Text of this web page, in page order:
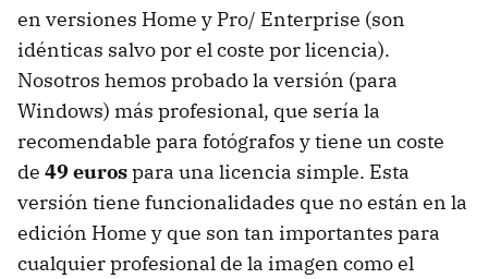
en versiones Home y Pro/ Enterprise (son
idénticas salvo por el coste por licencia).
Nosotros hemos probado la versión (para
Windows) más profesional, que sería la
recomendable para fotógrafos y tiene un coste
de 49 eurospara una licencia simple. Esta
versión tiene funcionalidades que no están en la
edición Home y que son tan importantes para
cualquier profesional de la imagen como el